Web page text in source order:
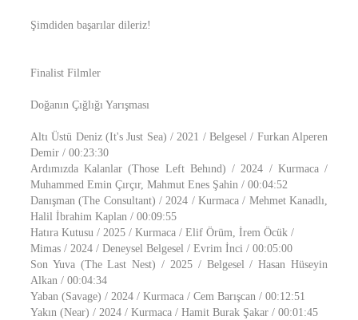
Şimdiden başarılar dileriz!
Finalist Filmler
Doğanın Çığlığı Yarışması
Altı Üstü Deniz (It's Just Sea) / 2021 / Belgesel / Furkan Alperen
Demir / 00:23:30
Ardımızda Kalanlar (Those Left Behınd) / 2024 / Kurmaca /
Muhammed Emin Çırçır, Mahmut Enes Şahin / 00:04:52
Danışman (The Consultant) / 2024 / Kurmaca / Mehmet Kanadlı,
Halil İbrahim Kaplan / 00:09:55
Hatıra Kutusu / 2025 / Kurmaca / Elif Örüm, İrem Öcük /
Mimas / 2024 / Deneysel Belgesel / Evrim İnci / 00:05:00
Son Yuva (The Last Nest) / 2025 / Belgesel / Hasan Hüseyin
Alkan / 00:04:34
Yaban (Savage) / 2024 / Kurmaca / Cem Barışcan / 00:12:51
Yakın (Near) / 2024 / Kurmaca / Hamit Burak Şakar / 00:01:45